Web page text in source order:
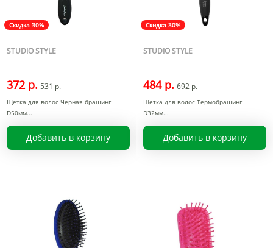
Скидка 30%
STUDIO STYLE
372 р. 531 р.
Щетка для волос Черная брашинг
D50мм
Добавить в корзину
Скидка 30%
STUDIO STYLE
484 р. 692 р.
Щетка для волос Термобрашинг
D32мм
Добавить в корзину